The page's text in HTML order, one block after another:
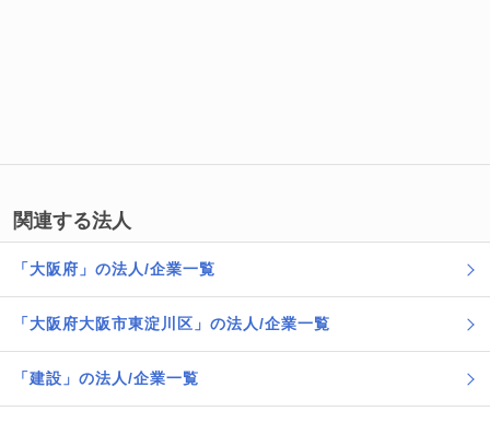
関連する法人
「大阪府」の法人/企業一覧
「大阪府大阪市東淀川区」の法人/企業一覧
「建設」の法人/企業一覧